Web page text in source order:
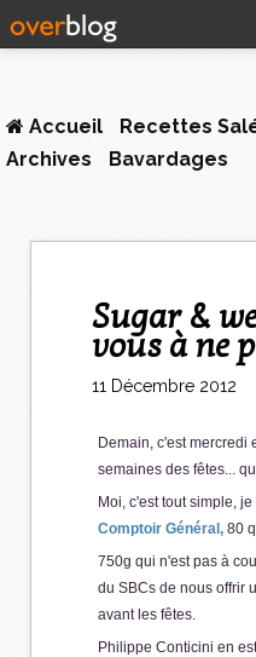
Accueil Recettes
Archives
Bavardages
Sugar & web : un rendez
vous à ne
11 Décembre 2012
Demain, c'est mercredi
semaines des fêtes...
Moi, c'est tout simple,
Comptoir Général, 80
750g qui n'est pas à
du SBCs de nous offrir
avant les fêtes.
Philippe Conticini en